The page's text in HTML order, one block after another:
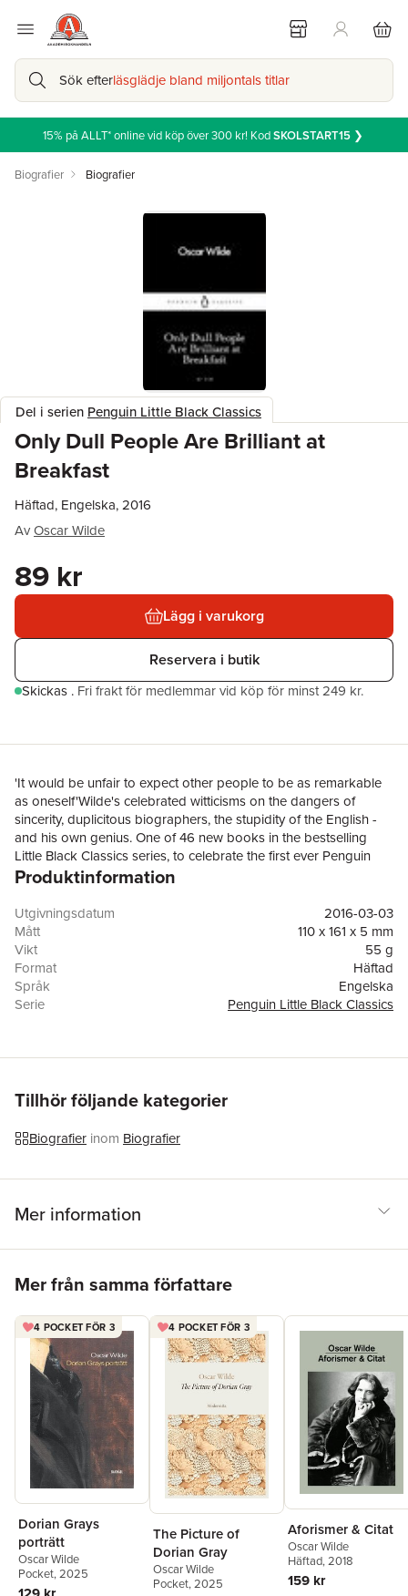
Sök efterläsglädje bland miljontals titlar
15% på ALLT* online vid köp över 300 kr! KodSKOLSTART15❯
Biografier Biografier
Del i serien Penguin Little Black Classics
Only Dull People Are Brilliant at
Breakfast
Häftad, Engelska, 2016
AvOscar Wilde
89 kr
Lägg i varukorg
Reservera i butik
Skickas . Fri frakt för medlemmar vid köp för minst 249 kr.
'It would be unfair to expect other people to be as remarkable
as oneself'Wilde's celebrated witticisms on the dangers of
sincerity, duplicitous biographers, the stupidity of the English -
and his own genius. One of 46 new books in the bestselling
Little Black Classics series, to celebrate the first ever Penguin
Classic in 1946. Each book gives readers a taste of the Classics'
across the centuries - including fables, decadence, heartbreak,
tall tales, satire, ghosts, battles and elephants.
Produktinformation
Utgivningsdatum
2016-03-03
Mått
110 x 161 x 5 mm
Vikt
55 g
Format
Häftad
Språk
Engelska
Serie
Penguin Little Black Classics
ISBN
9780241251805
Tillhör följande kategorier
Biografier inom Biografier
Mer information
Mer från samma författare
4 POCKET FÖR 3
Dorian Grays
porträtt
Oscar Wilde
Pocket, 2025
4 POCKET FÖR 3
The Picture of
Dorian Gray
Oscar Wilde
Pocket, 2025
Aforismer & Citat
Oscar Wilde
Häftad, 2018
159 kr